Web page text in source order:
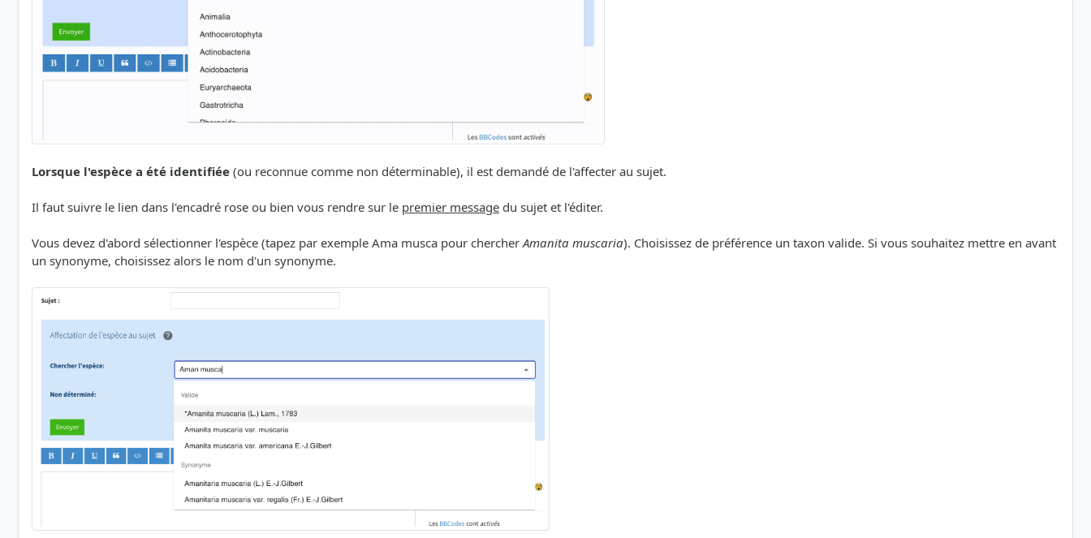
Lorsque l'espèce a été identifiée (ou reconnue comme non déterminable), il est demandé de l'affecter au sujet.
Il faut suivre le lien dans l'encadré rose ou bien vous rendre sur le premier message du sujet et l'éditer.
Vous devez d'abord sélectionner l'espèce (tapez par exemple Ama musca pour chercherAmanita muscaria). Choisissez de préférence un taxon valide. Si vous souhaitez mettre en avant
un synonyme, choisissez alors le nom d'un synonyme.